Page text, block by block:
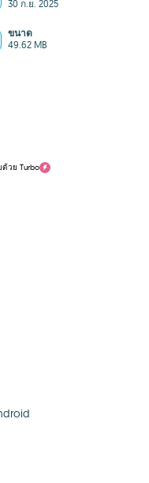
30 ก.ย. 2025
ขนาด
49.62 MB
วย Turbo